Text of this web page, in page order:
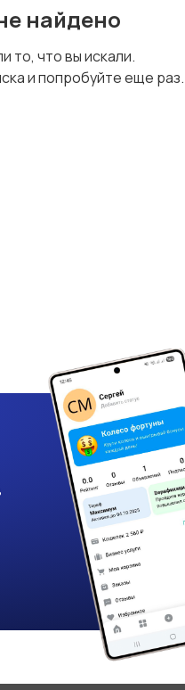
найдено
то, что вы искали.
и попробуйте еще раз.